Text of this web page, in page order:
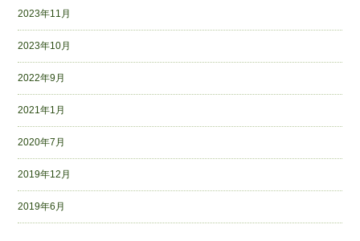
2023年11月
2023年10月
2022年9月
2021年1月
2020年7月
2019年12月
2019年6月